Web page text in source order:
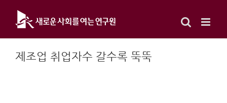
content
제조업 취업자수 갈수록 뚝뚝